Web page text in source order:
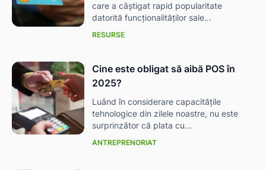
care a câștigat rapid popularitate
datorită funcționalităților sale...
RESURSE
Cine este obligat să aibă POS în
2025?
Luând în considerare capacitățile
tehnologice din zilele noastre, nu este
surprinzător că plata cu...
ANTREPRENORIAT